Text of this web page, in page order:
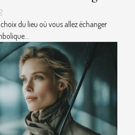
du lieu où vous allez échanger